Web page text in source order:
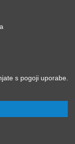
s pogoji uporabe.